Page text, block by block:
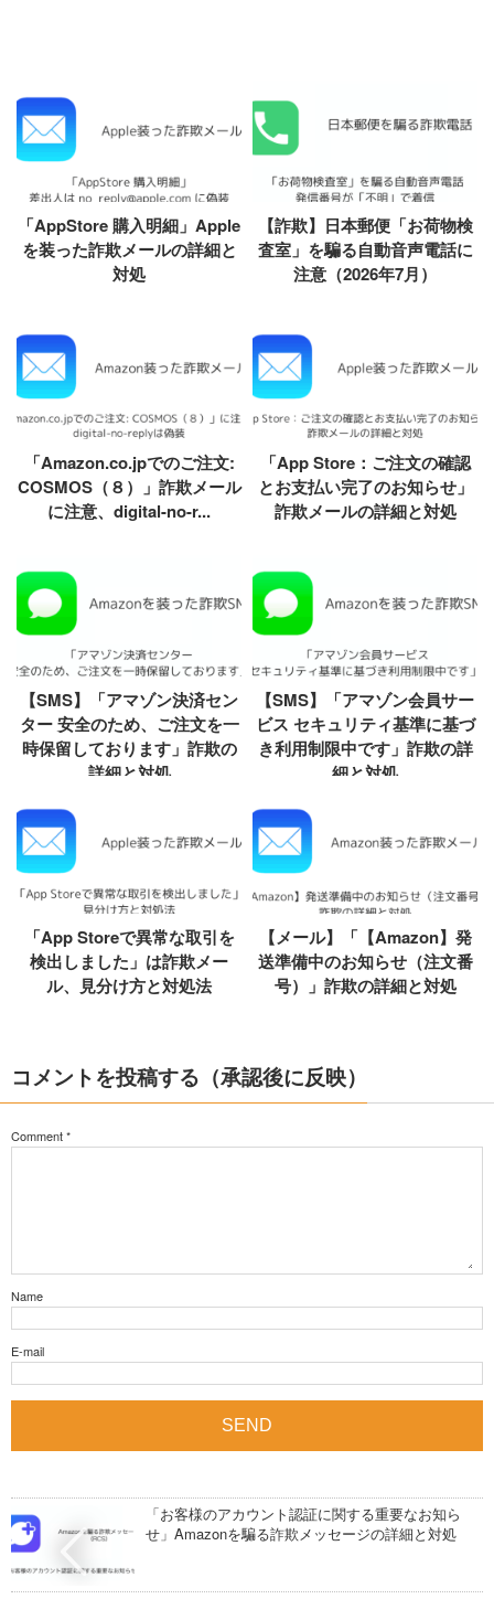
「AppStore 購入明細」Apple
を装った詐欺メールの詳細と
対処
【詐欺】日本郵便「お荷物検
査室」を騙る自動音声電話に
注意（2026年7月）
「Amazon.co.jpでのご注文:
COSMOS（８）」詐欺メール
に注意、digital-no-r...
「App Store：ご注文の確認
とお支払い完了のお知らせ」
詐欺メールの詳細と対処
【SMS】「アマゾン決済セン
ター 安全のため、ご注文を一
時保留しております」詐欺の
詳細と対処
【SMS】「アマゾン会員サー
ビス セキュリティ基準に基づ
き利用制限中です」詐欺の詳
細と対処
「App Storeで異常な取引を
検出しました」は詐欺メー
ル、見分け方と対処法
【メール】「【Amazon】発
送準備中のお知らせ（注文番
号）」詐欺の詳細と対処
コメントを投稿する（承認後に反映）
Comment*
Name
E-mail
「お客様のアカウント認証に関する重要なお知ら
せ」Amazonを騙る詐欺メッセージの詳細と対処